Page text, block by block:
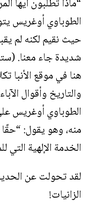
“ماذا تطلبون أيها
الطوباوي أوغريس
حيث نقيم لكنه لم
شديدة جاء معنا.
هنا في موقع الأنبا
والتاريخ وأقوال
الطوباوي أوغريس
منه، وهو يقول:
الخدمة الإلهية التي
لقد تحولت عن
الزانيات!